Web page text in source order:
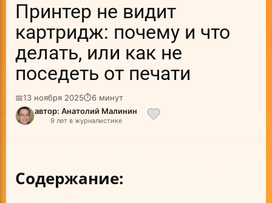
Принтер не видит
картридж: почему и что
делать, или как не
поседеть от печати
📅13 ноября 2025⏱6 минут
автор: Анатолий Малинин
9 лет в журналистике
Содержание: